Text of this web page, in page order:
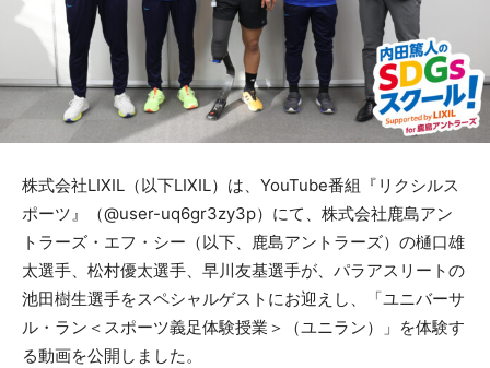
​株式会社LIXIL（以下LIXIL）は、YouTube番組『リクシルス
ポーツ』（@user-uq6gr3zy3p）にて、株式会社鹿島アン
トラーズ・エフ・シー（以下、鹿島アントラーズ）の樋口雄
太選手、松村優太選手、早川友基選手が、パラアスリートの
池田樹生選手をスペシャルゲストにお迎えし、「ユニバーサ
ル・ラン＜スポーツ義足体験授業＞（ユニラン）」を体験す
る動画を公開しました。